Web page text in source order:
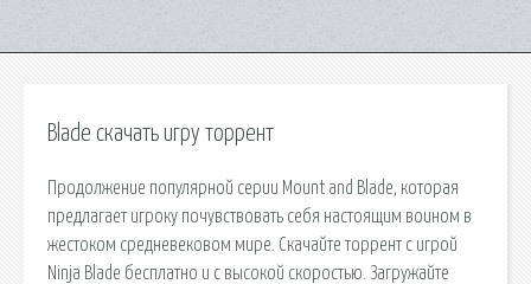
Blade скачать игру торрент
Продолжение популярной серии Mount and Blade, которая
предлагает игроку почувствовать себя настоящим воином в
жестоком средневековом мире. Скачайте торрент с игрой
Ninja Blade бесплатно и с высокой скоростью. Загружайте